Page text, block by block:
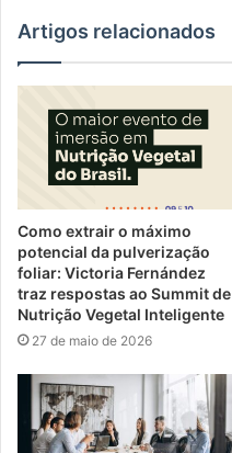
Artigos relacionados
Como extrair o máximo
potencial da pulverização
foliar: Victoria Fernández
traz respostas ao Summit de
Nutrição Vegetal Inteligente
27 de maio de 2026